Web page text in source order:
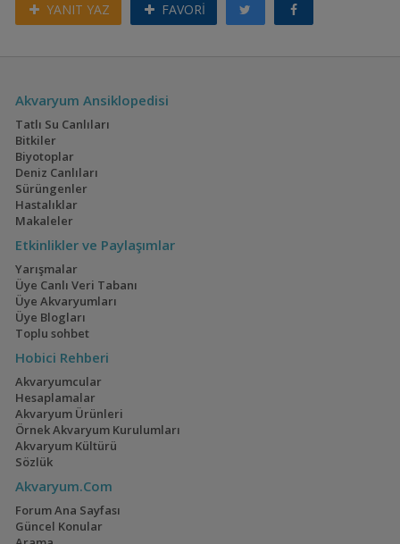
YANIT YAZ FAVORİ
Akvaryum Ansiklopedisi
Tatlı Su Canlıları
Bitkiler
Biyotoplar
Deniz Canlıları
Sürüngenler
Hastalıklar
Makaleler
Etkinlikler ve Paylaşımlar
Yarışmalar
Üye Canlı Veri Tabanı
Üye Akvaryumları
Üye Blogları
Toplu sohbet
Hobici Rehberi
Akvaryumcular
Hesaplamalar
Akvaryum Ürünleri
Örnek Akvaryum Kurulumları
Akvaryum Kültürü
Sözlük
Akvaryum.Com
Forum Ana Sayfası
Güncel Konular